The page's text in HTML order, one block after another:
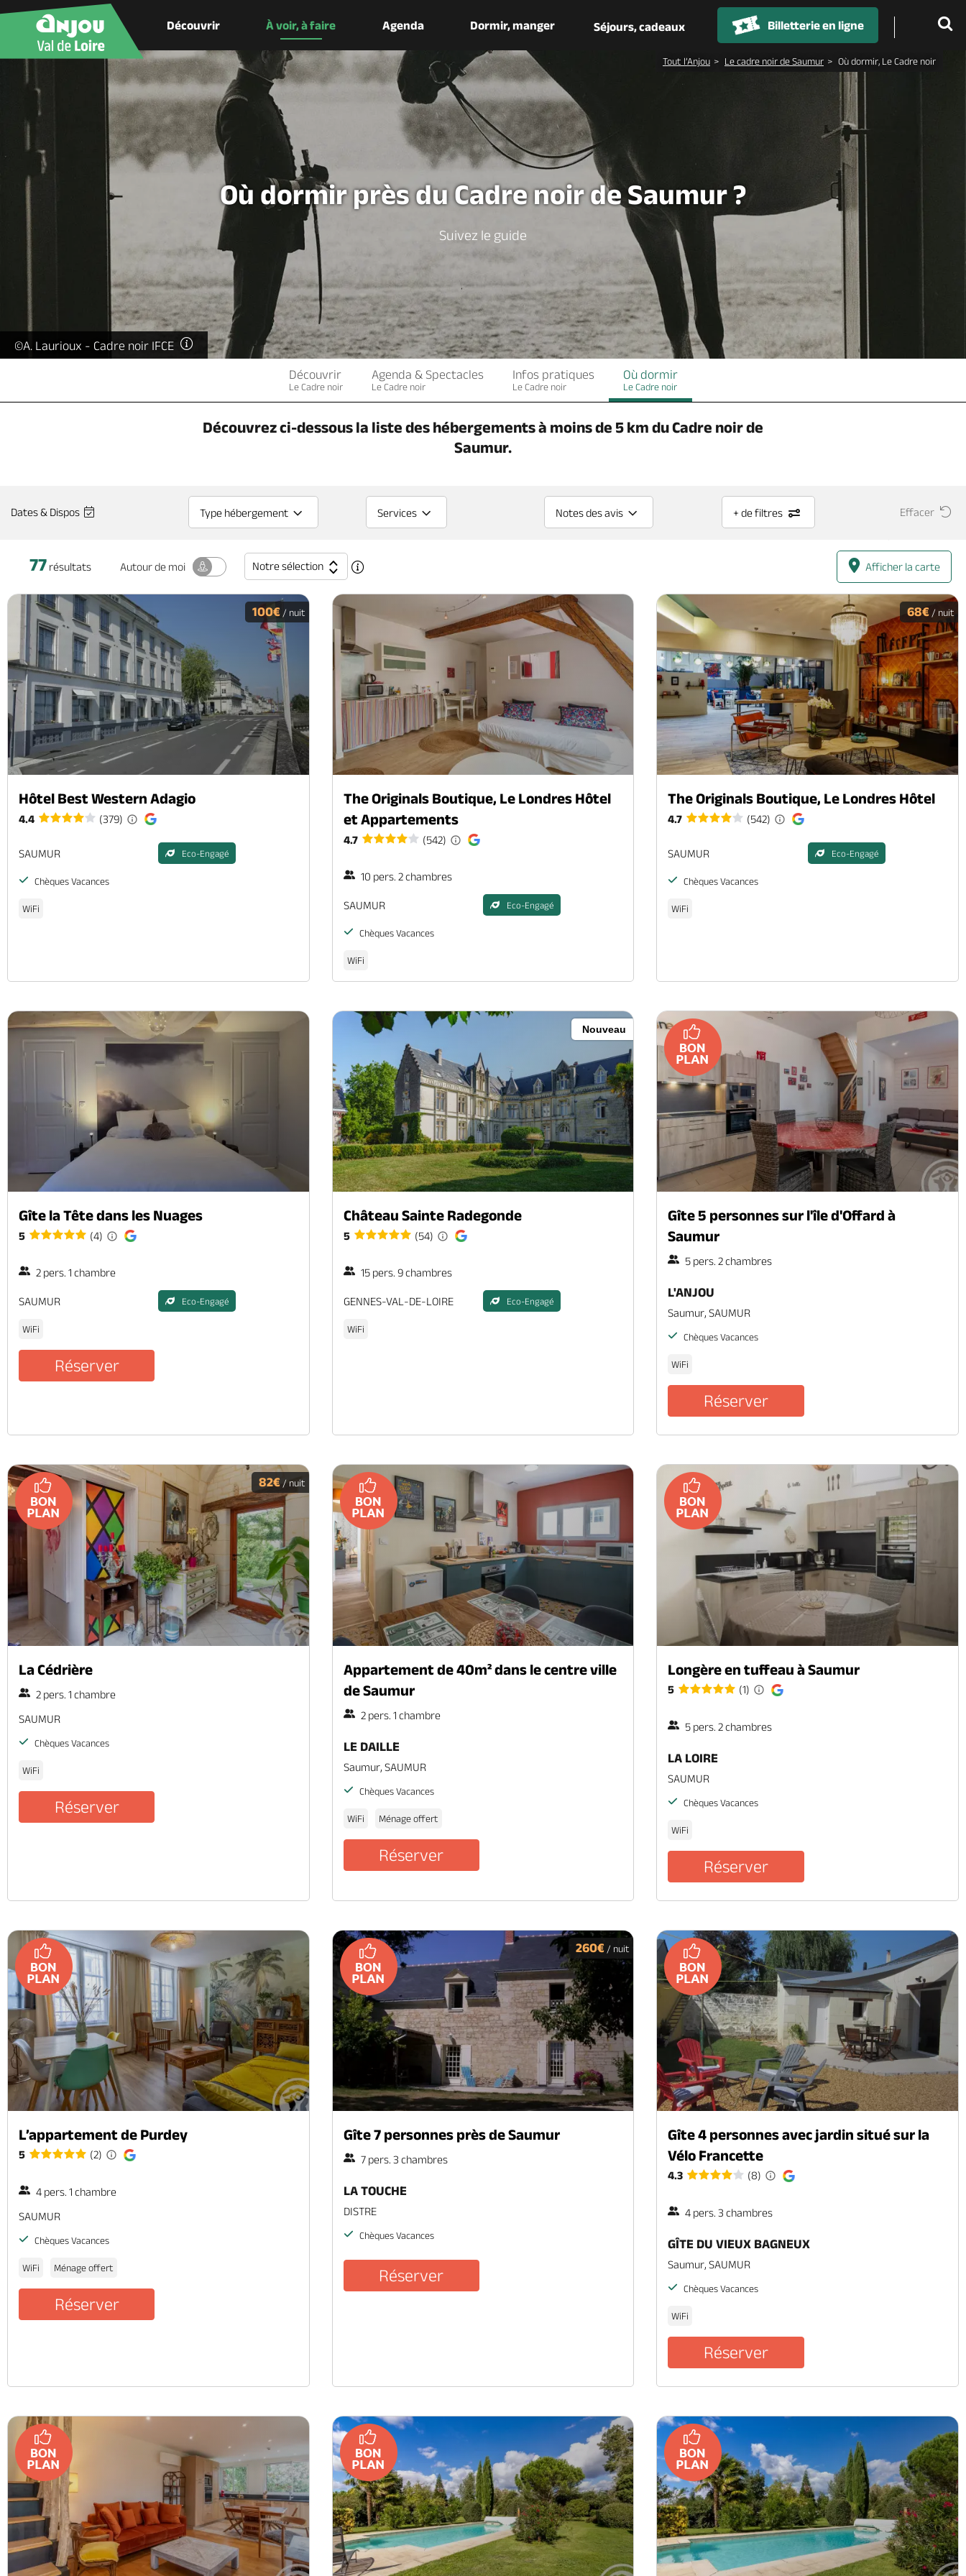
Découvrir À voir, à faire Agenda Dormir, manger Séjours, cadeaux Billetterie en ligne
Tout l’Anjou Le cadre noir de Saumur Où dormir, Le Cadre noir
Où dormir près du Cadre noir de Saumur ?
Suivez le guide
©A. Laurioux - Cadre noir IFCE
Découvrir
Le Cadre noir
Agenda & Spectacles
Le Cadre noir
Infos pratiques
Le Cadre noir
Où dormir
Le Cadre noir
Découvrez ci-dessous la liste des hébergements à moins de 5 km du Cadre noir de
Saumur.
Dates & Dispos Type hébergement Services Notes des avis + de filtres Effacer
77 résultats Autourde moi Notre sélection Afficher la carte
100€/ nuit
Hôtel Best Western Adagio
4.4 (379)
SAUMUR Eco-Engagé
Chèques Vacances
WiFi
The Originals Boutique, Le Londres Hôtel
et Appartements
4.7 (542)
10 pers. 2 chambres
SAUMUR Eco-Engagé
Chèques Vacances
WiFi
68€/ nuit
The Originals Boutique, Le Londres Hôtel
4.7 (542)
SAUMUR Eco-Engagé
Chèques Vacances
WiFi
Gîte la Tête dans les Nuages
5 (4)
2 pers. 1 chambre
SAUMUR Eco-Engagé
WiFi
Réserver
Nouveau
Château Sainte Radegonde
5 (54)
15 pers. 9 chambres
GENNES-VAL-DE-LOIRE Eco-Engagé
WiFi
Gîte 5 personnes sur l'île d'Offard à
Saumur
5 pers. 2 chambres
L'ANJOU
Saumur, SAUMUR
Chèques Vacances
WiFi
Réserver
82€ / nuit
La Cédrière
2 pers. 1 chambre
SAUMUR
Chèques Vacances
WiFi
Réserver
Appartement de 40m² dans le centre ville
de Saumur
2 pers. 1 chambre
LE DAILLE
Saumur, SAUMUR
Chèques Vacances
WiFi Ménage offert
Réserver
Longère en tuffeau à Saumur
5 (1)
5 pers. 2 chambres
LA LOIRE
SAUMUR
Chèques Vacances
WiFi
Réserver
L’appartement de Purdey
5 (2)
4 pers. 1 chambre
SAUMUR
Chèques Vacances
WiFi Ménage offert
Réserver
260€ / nuit
Gîte 7 personnes près de Saumur
7 pers. 3 chambres
LA TOUCHE
DISTRE
Chèques Vacances
Réserver
Gîte 4 personnes avec jardin situé sur la
Vélo Francette
4.3 (8)
4 pers. 3 chambres
GÎTE DU VIEUX BAGNEUX
Saumur, SAUMUR
Chèques Vacances
WiFi
Réserver